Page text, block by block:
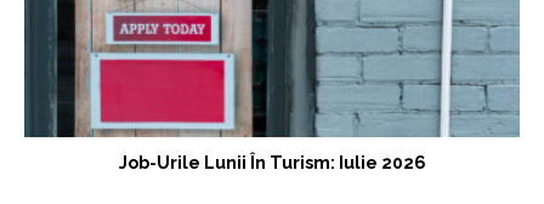
Job-Urile Lunii În Turism: Iulie 2026